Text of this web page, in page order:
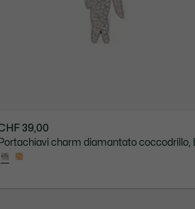
39,00
Portachiavi charm diamantato coccodrillo, L